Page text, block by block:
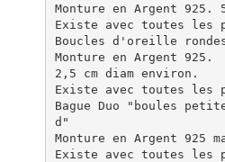
Monture en Argent 925.
Existe avec toutes les
Boucles d'oreille
Monture en Argent 925.
2,5 cm diam environ.
Existe avec toutes les
Bague Duo "boules
d"
Monture en Argent 925
Existe avec toutes les